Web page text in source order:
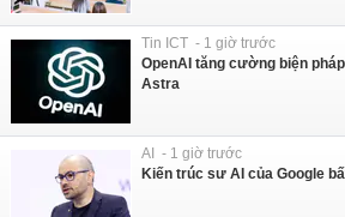
Tin ICT - 1 giờ trước
OpenAI tăng cường biện
Astra
AI - 1 giờ trước
Kiến trúc sư AI của Google